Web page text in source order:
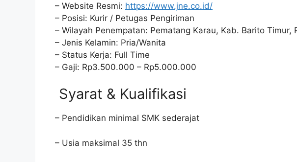
– Website Resmi: https://www.jne.co.id/
– Posisi: Kurir / Petugas Pengiriman
– Wilayah Penempatan: Pematang Karau, Kab. Barito Timur,
– Jenis Kelamin: Pria/Wanita
– Status Kerja: Full Time
– Gaji: Rp3.500.000 – Rp5.000.000
Syarat & Kualifikasi
– Pendidikan minimal SMK sederajat
– Usia maksimal 35 thn